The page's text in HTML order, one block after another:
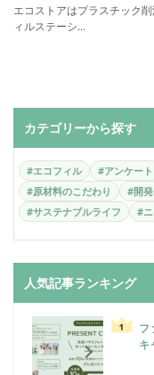
エコストアはプラスチック
ィルステーシ...
カテゴリーから探す
#エコフィル #アンケート
#原材料のこだわり
#開
#サステナブルライフ
#
人気記事ランキング
フ
キ